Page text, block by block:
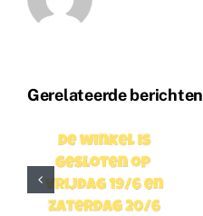
Gerelateerde berichten